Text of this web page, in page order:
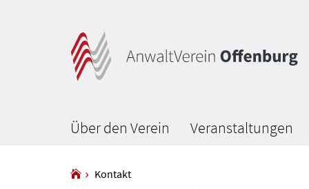
Über den Verein Veranstaltungen
Kontakt